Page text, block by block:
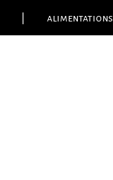
alimentations